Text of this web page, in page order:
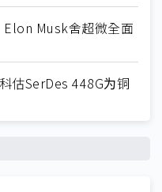
Musk舍超微全面
估SerDes 448G为铜